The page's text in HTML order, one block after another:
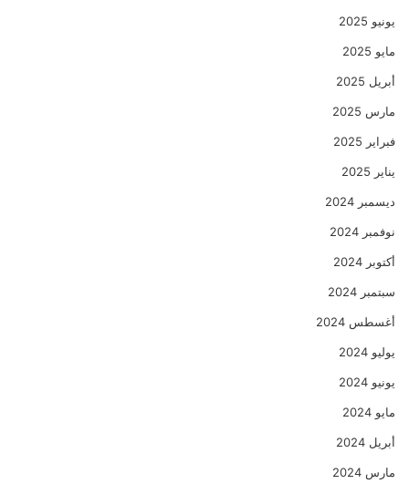
يونيو 2025
مايو 2025
أبريل 2025
مارس 2025
فبراير 2025
يناير 2025
ديسمبر 2024
نوفمبر 2024
أكتوبر 2024
سبتمبر 2024
أغسطس 2024
يوليو 2024
يونيو 2024
مايو 2024
أبريل 2024
مارس 2024